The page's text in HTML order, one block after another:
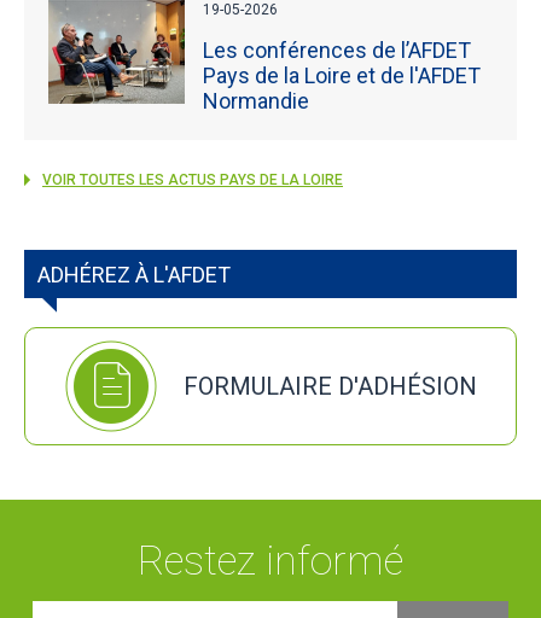
19-05-2026
Les conférences de l’AFDET
Pays de la Loire et de l'AFDET
Normandie
VOIR TOUTES LES ACTUS PAYS DE LA LOIRE
ADHÉREZ À L'AFDET
FORMULAIRE D'ADHÉSION
Restez informé